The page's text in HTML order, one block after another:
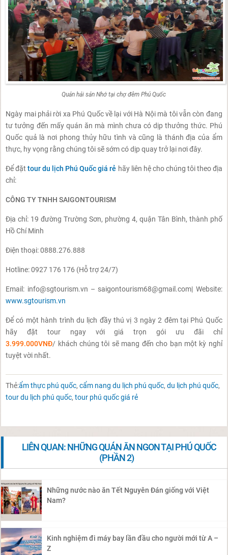
Quản hải sản Nhớ tại chợ đêm Phú Quốc
Ngày mai phải rời xa Phú Quốc về lại với Hà Nội mà tôi vẫn còn đang
tư tưởng đến mấy quán ăn mà mình chưa có dịp thưởng thức. Phú
Quốc quả là nơi phong thủy hữu tình và cũng là thánh địa của ẩm
thực, hy vọng rằng chúng tôi sẽ sớm có dịp quay trở lại nơi đây.
Để đặttour du lịch Phú Quốc giá rẻ hãy liên hệ cho chúng tôi theo địa
chỉ:
CÔNG TY TNHH SAIGONTOURISM
Địa chỉ: 19 đường Trường Sơn, phường 4, quận Tân Bình, thành phố
Hồ Chí Minh
Điện thoại: 0888.276.888
Hotline: 0927 176 176 (Hỗ trợ 24/7)
Email: info@sgtourism.vn – saigontourism68@gmail.com| Website:
www.sgtourism.vn
Để có một hành trình du lịch đầy thú vị 3 ngày 2 đêm tại Phú Quốc
hãy đặt tour ngay với giá trọn gói ưu đãi chỉ
3.999.000VNĐ/ khách chúng tôi sẽ mang đến cho bạn một kỳ nghỉ
tuyệt vời nhất.
Thẻ:ẩm thực phú quốc,cẩm nang du lịch phú quốc,du lịch phú quốc,
tour du lịch phú quốc,tour phú quốc giá rẻ
LIÊN QUAN: NHỮNG QUÁN ĂN NGON TẠI PHÚ QUỐC
(PHẦN 2)
Những nước nào ăn Tết Nguyên Đán giống với Việt
Nam?
Kinh nghiệm đi máy bay lần đầu cho người mới từ A –
Z